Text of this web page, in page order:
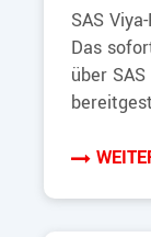
SAS
Das
über